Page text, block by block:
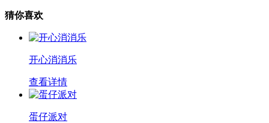
猜你喜欢
开心消消乐
查看详情
蛋仔派对